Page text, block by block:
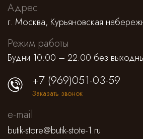
Адрес
г. Москва, Курьяновская
Режим работы
Будни 10:00 – 22:00 без
+7 (969)051-03-59
Заказать звонок
e-mail
butik-store@butik-stote-1.ru